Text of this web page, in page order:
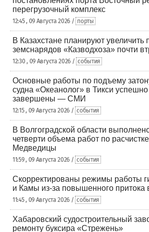
перегрузочный комплекс
12:45 , 09 Августа 2026 / порты
В Казахстане планируют увеличить
земснарядов «Казводхоза» почти
12:30 , 09 Августа 2026 / события
Основные работы по подъему
судна «Океанолог» в Тикси успешно
завершены — СМИ
12:15 , 09 Августа 2026 / события
В Волгоградской области
четверти объема работ по
Медведицы
11:59 , 09 Августа 2026 / события
Скорректированы режимы работы
и Камы из-за повышенного притока
11:45 , 09 Августа 2026 / события
Хабаровский судостроительный
ремонту буксира «Стрежень»